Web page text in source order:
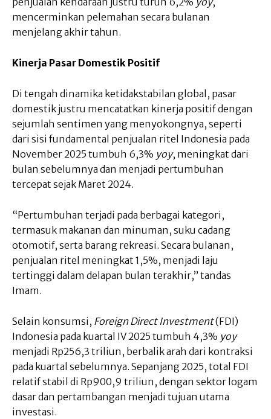
mencerminkan pelemahan secara bulanan
menjelang akhir tahun.
Kinerja Pasar Domestik Positif
Di tengah dinamika ketidakstabilan global, pasar
domestik justru mencatatkan kinerja positif dengan
sejumlah sentimen yang menyokongnya, seperti
dari sisi fundamental penjualan ritel Indonesia pada
November 2025 tumbuh 6,3% yoy, meningkat dari
bulan sebelumnya dan menjadi pertumbuhan
tercepat sejak Maret 2024.
“Pertumbuhan terjadi pada berbagai kategori,
termasuk makanan dan minuman, suku cadang
otomotif, serta barang rekreasi. Secara bulanan,
penjualan ritel meningkat 1,5%, menjadi laju
tertinggi dalam delapan bulan terakhir,” tandas
Imam.
Selain konsumsi, Foreign Direct Investment(FDI)
Indonesia pada kuartal IV 2025 tumbuh 4,3% yoy
menjadi Rp256,3 triliun, berbalik arah dari kontraksi
pada kuartal sebelumnya. Sepanjang 2025, total FDI
relatif stabil di Rp900,9 triliun, dengan sektor logam
dasar dan pertambangan menjadi tujuan utama
investasi.